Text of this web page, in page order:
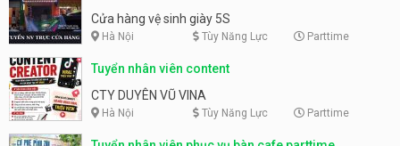
Cửa hàng vệ sinh giày 5S
Hà Nội Tùy Năng Lực Parttime
Tuyển nhân viên content
CTY DUYÊN VŨ VINA
Hà Nội Tùy Năng Lực Parttime